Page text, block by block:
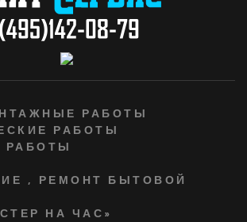
РАБОТЫ
РАБОТЫ
РАБОТЫ
, РЕМОНТ БЫТОВОЙ
НА ЧАС»